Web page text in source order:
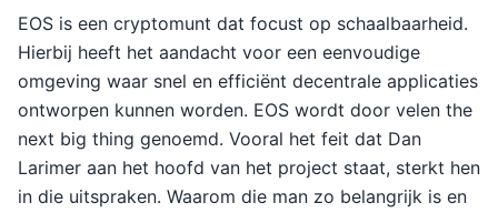
EOS is een cryptomunt dat focust op schaalbaarheid.
Hierbij heeft het aandacht voor een eenvoudige
omgeving waar snel en efficiënt decentrale applicaties
ontworpen kunnen worden. EOS wordt door velen the
next big thing genoemd. Vooral het feit dat Dan
Larimer aan het hoofd van het project staat, sterkt hen
in die uitspraken. Waarom die man zo belangrijk is en